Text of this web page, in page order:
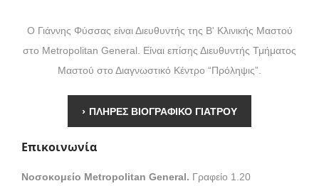
Ο Γιάννης Φύσσας είναι Διευθυντής της Β' Κλινικής Μαστού
στο Metropolitan General. Είναι επίσης Διευθυντής Τμήματος
Μαστού στο Διαγνωστικό Κέντρο “Πρόληψις”.
› ΠΛΗΡΕΣ ΒΙΟΓΡΑΦΙΚΟ ΓΙΑΤΡΟΥ
Επικοινωνία
Νοσοκομείο Metropolitan General. Γραφείο 1.20